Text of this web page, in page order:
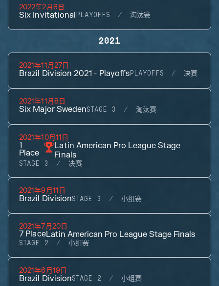
2022年2月8日
Six Invitational PLAYOFFS 淘汰赛
2021
2021年11月27日
Brazil Division 2021 - PlayoffsPLAYOFFS 决赛
2021年11月8日
Six Major SwedenSTAGE 3 淘汰赛
2021年10月11日
1
Place
Latin American Pro League Stage
Finals
STAGE 3 决赛
2021年9月11日
Brazil DivisionSTAGE 3 小组赛
2021年7月20日
7 PlaceLatin American Pro League Stage Finals
STAGE 2 小组赛
2021年6月19日
Brazil DivisionSTAGE 2 小组赛